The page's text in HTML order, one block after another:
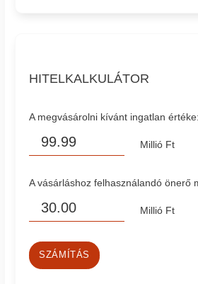
HITELKALKULÁTOR
A megvásárolni kívánt ingatlan értéke:
Millió Ft
A vásárláshoz felhasználandó önerő
Millió Ft
SZÁMÍTÁS